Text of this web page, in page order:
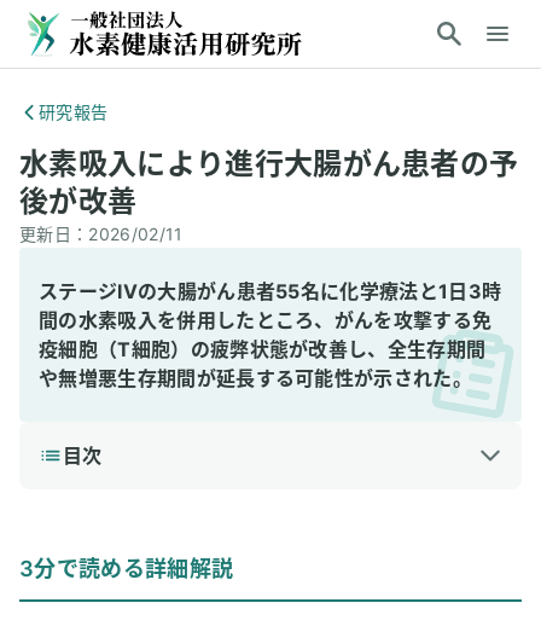
研究報告
水素吸入により進行大腸がん患者の予
後が改善
更新日： 2026/02/11
ステージIVの大腸がん患者55名に化学療法と1日3時
間の水素吸入を併用したところ、がんを攻撃する免
疫細胞（T細胞）の疲弊状態が改善し、全生存期間
や無増悪生存期間が延長する可能性が示された。
目次
3分で読める詳細解説